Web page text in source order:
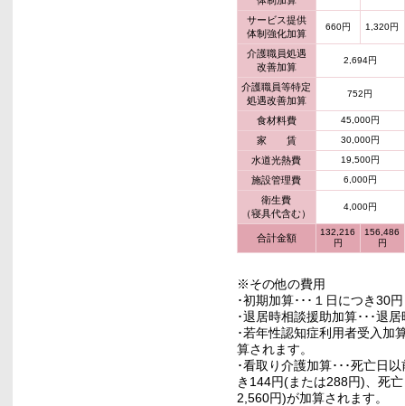
サービス提供
体制強化加算
660円 1,320円
介護職員処遇
改善加算
2,694円
介護職員等特定
処遇改善加算
752円
食材料費 45,000円
家 賃 30,000円
水道光熱費 19,500円
施設管理費 6,000円
衛生費
（寝具代含む）
4,000円
合計金額
132,216
円
156,486
円
※その他の費用
･初期加算･･･１日につき30
･退居時相談援助加算･･･退
･若年性認知症利用者受入加
算されます。
･看取り介護加算･･･死亡日
き144円(または288円)、死
2,560円)が加算されます。